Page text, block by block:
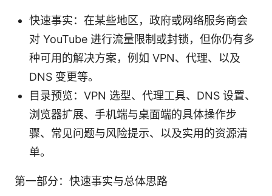
快速事实：在某些地区，政府或网络服务商会
对 YouTube 进行流量限制或封锁，但你仍有多
种可用的解决方案，例如 VPN、代理、以及
DNS 变更等。
目录预览：VPN 选型、代理工具、DNS 设置、
浏览器扩展、手机端与桌面端的具体操作步
骤、常见问题与风险提示、以及实用的资源清
单。
第一部分：快速事实与总体思路